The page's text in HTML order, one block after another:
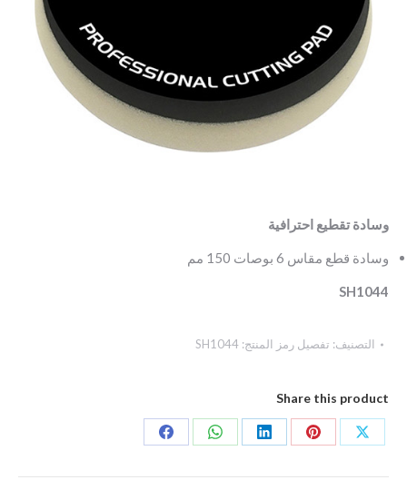
وسادة تقطيع احترافية
وسادة قطع مقاس 6 بوصات 150 مم
SH1044
التصنيف: تفصيل رمز المنتج: SH1044
Share this product
Share
Share
Share